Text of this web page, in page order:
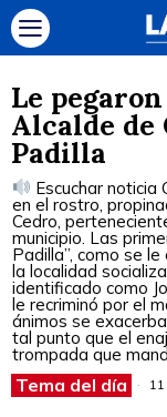
Le
Alcalde de
Padilla
Escuchar noticia
en el rostro,
Cedro,
municipio. Las
Padilla”, como se
la localidad
identificado como
le recriminó por el
ánimos se
tal punto que el
trompada que
Tema del día 11